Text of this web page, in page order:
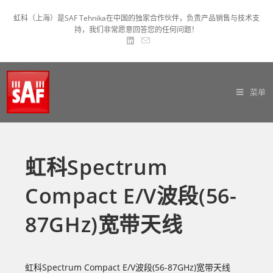
虹科（上海）是SAF Tehnika在中国的独家合作伙伴，负责产品销售与技术支
持，我们非常愿意回答您的任何问题！
菜单
虹科Spectrum
Compact E/V波段(56-
87GHz)宽带天线
虹科Spectrum Compact E/V波段(56-87GHz)宽带天线